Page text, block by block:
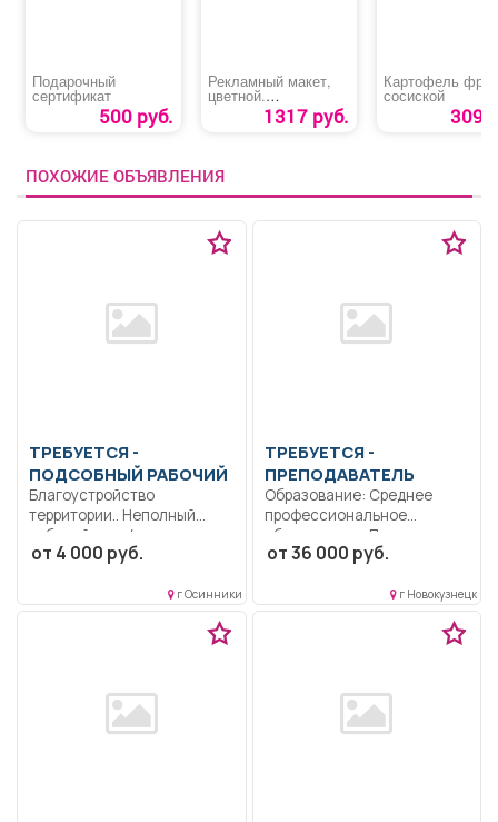
Подарочный
сертификат
500 руб.
Рекламный макет,
цветной.
Предпоследняя
полоса и вкладка.
1317 руб.
Картофель фри
сосиской
309
ПОХОЖИЕ ОБЪЯВЛЕНИЯ
ТРЕБУЕТСЯ -
ПОДСОБНЫЙ РАБОЧИЙ
Благоустройство
территории.. Неполный
рабочий день/неполная
рабочая неделя..
от 4 000 руб.
г Осинники
ТРЕБУЕТСЯ -
ПРЕПОДАВАТЕЛЬ
Образование: Среднее
профессиональное
образование.. Проводит
теоретические и
от 36 000 руб.
г Новокузнецк